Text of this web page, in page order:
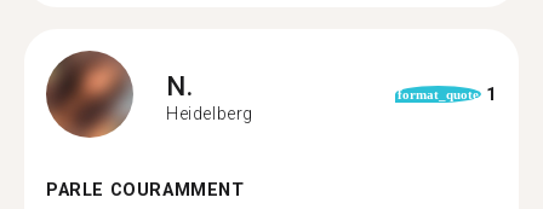
N.
Heidelberg
format_quote 1
PARLE COURAMMENT